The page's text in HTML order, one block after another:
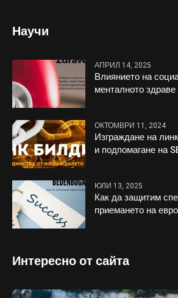
Научи
АПРИЛ 14, 2025
Влиянието на
менталното здраве
ОКТОМВРИ 11, 2024
Изграждане на
и подпомагане на
ЮЛИ 13, 2025
Как да защитим
приемането на
Интересно от сайта